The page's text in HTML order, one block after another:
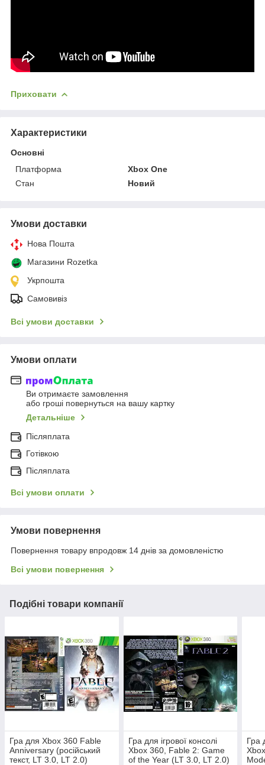
Приховати
Характеристики
Основні
Платформа
Xbox One
Стан
Новий
Умови доставки
Нова Пошта
Магазини Rozetka
Укрпошта
Самовивіз
Всі умови доставки
Умови оплати
Ви отримаєте замовлення
або гроші повернуться на вашу картку
Детальніше
Післяплата
Готівкою
Післяплата
Всі умови оплати
Умови повернення
Повернення товару впродовж 14 днів за домовленістю
Всі умови повернення
Подібні товари компанії
Гра для Xbox 360 Fable
Anniversary (російський
текст, LT 3.0, LT 2.0)
Гра для ігрової консолі
Xbox 360, Fable 2: Game
of the Year (LT 3.0, LT 2.0)
Гра